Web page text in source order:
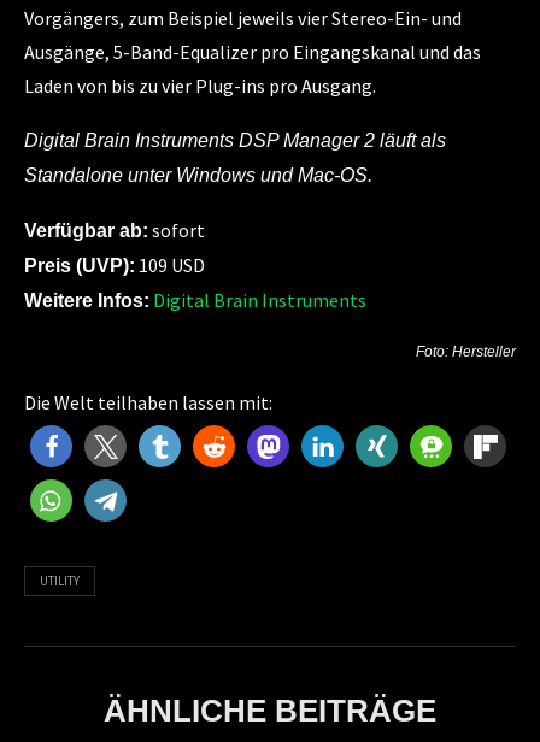
Vorgängers, zum Beispiel jeweils vier Stereo-Ein- und
Ausgänge, 5-Band-Equalizer pro Eingangskanal und das
Laden von bis zu vier Plug-ins pro Ausgang.
Digital Brain Instruments DSP Manager 2 läuft als
Standalone unter Windows und Mac-OS.
Verfügbar ab: sofort
Preis (UVP): 109 USD
Weitere Infos: Digital Brain Instruments
Foto: Hersteller
Die Welt teilhaben lassen mit:
UTILITY
ÄHNLICHE BEITRÄGE